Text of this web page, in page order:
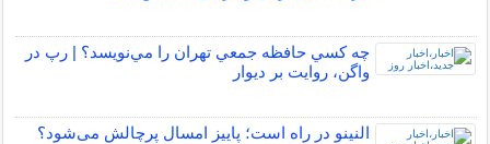
چه كسي حافظه جمعي تهران را مي‌نويسد؟ | رپ در
واگن، روايت بر ديوار
النینو در راه است؛ پاییز امسال پرچالش می‌شود؟